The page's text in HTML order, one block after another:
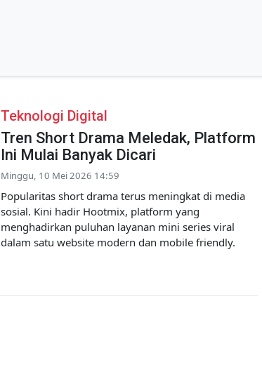
Teknologi Digital
Tren Short Drama Meledak, Platform
Ini Mulai Banyak Dicari
Minggu, 10 Mei 2026 14:59
Popularitas short drama terus meningkat di media
sosial. Kini hadir Hootmix, platform yang
menghadirkan puluhan layanan mini series viral
dalam satu website modern dan mobile friendly.